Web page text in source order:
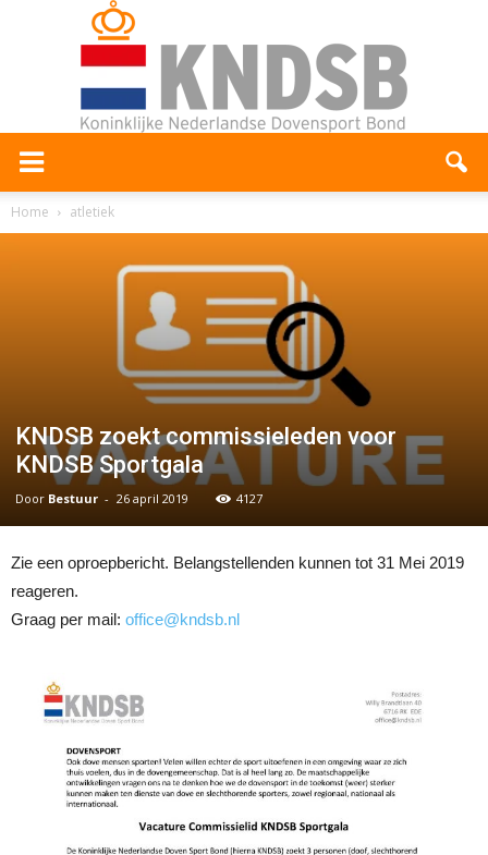
Home atletiek
KNDSB zoekt commissieleden voor
KNDSB Sportgala
Door Bestuur - 26 april 2019 4127
Zie een oproepbericht. Belangstellenden kunnen tot 31 Mei 2019
reageren.
Graag per mail: office@kndsb.nl